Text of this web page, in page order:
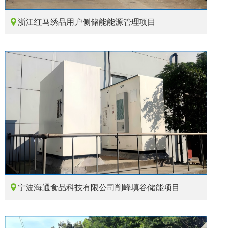
浙江红马绣品用户侧储能能源管理项目
宁波海通食品科技有限公司削峰填谷储能项目